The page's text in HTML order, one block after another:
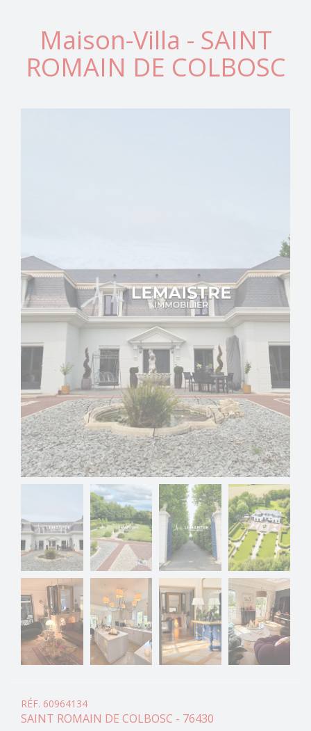
Maison-Villa - SAINT
ROMAIN DE COLBOSC
RÉF. 60964134
SAINT ROMAIN DE COLBOSC - 76430